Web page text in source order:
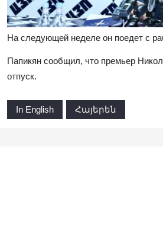
На следующей неделе он поедет с
Папикян сообщил, что премьер
отпуск.
In English Հայերեն